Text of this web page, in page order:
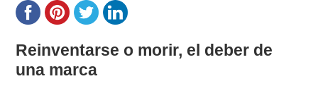
Reinventarse o morir, el deber de
una marca